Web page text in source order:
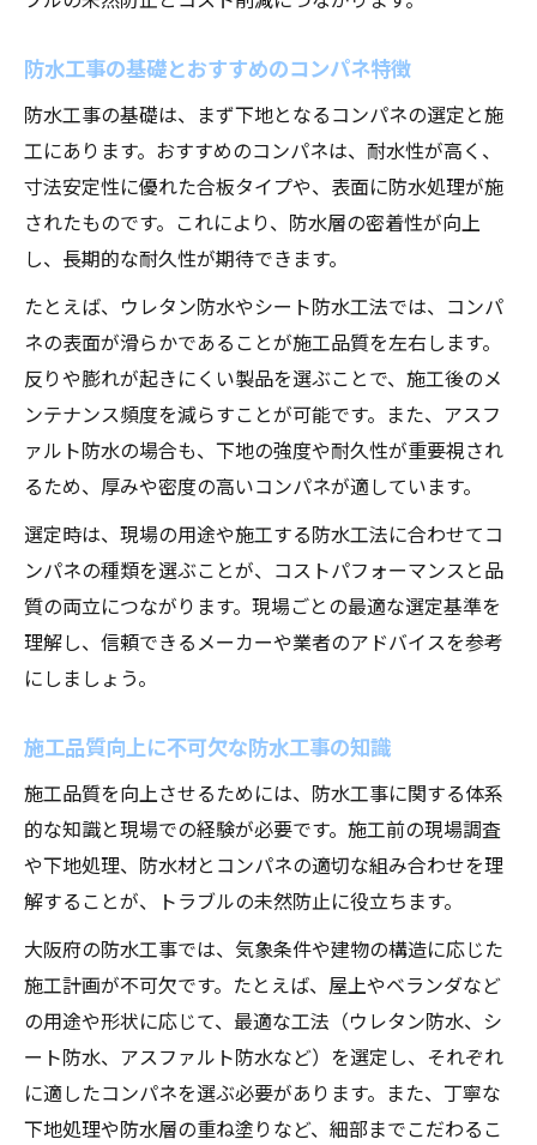
防水工事の基礎とおすすめのコンパネ特徴
防水工事の基礎は、まず下地となるコンパネの選定と施
工にあります。おすすめのコンパネは、耐水性が高く、
寸法安定性に優れた合板タイプや、表面に防水処理が施
されたものです。これにより、防水層の密着性が向上
し、長期的な耐久性が期待できます。
たとえば、ウレタン防水やシート防水工法では、コンパ
ネの表面が滑らかであることが施工品質を左右します。
反りや膨れが起きにくい製品を選ぶことで、施工後のメ
ンテナンス頻度を減らすことが可能です。また、アスフ
ァルト防水の場合も、下地の強度や耐久性が重要視され
るため、厚みや密度の高いコンパネが適しています。
選定時は、現場の用途や施工する防水工法に合わせてコ
ンパネの種類を選ぶことが、コストパフォーマンスと品
質の両立につながります。現場ごとの最適な選定基準を
理解し、信頼できるメーカーや業者のアドバイスを参考
にしましょう。
施工品質向上に不可欠な防水工事の知識
施工品質を向上させるためには、防水工事に関する体系
的な知識と現場での経験が必要です。施工前の現場調査
や下地処理、防水材とコンパネの適切な組み合わせを理
解することが、トラブルの未然防止に役立ちます。
大阪府の防水工事では、気象条件や建物の構造に応じた
施工計画が不可欠です。たとえば、屋上やベランダなど
の用途や形状に応じて、最適な工法（ウレタン防水、シ
ート防水、アスファルト防水など）を選定し、それぞれ
に適したコンパネを選ぶ必要があります。また、丁寧な
下地処理や防水層の重ね塗りなど、細部までこだわるこ